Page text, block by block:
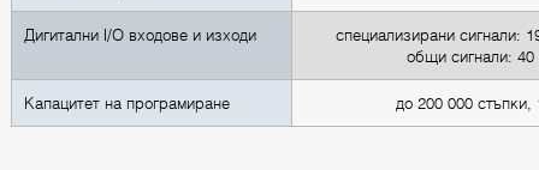
Дигитални I/O входове и изходи
специализирани сигнали:
общи сигнали: 40
Капацитет на програмиране до 200 000 стъпки,